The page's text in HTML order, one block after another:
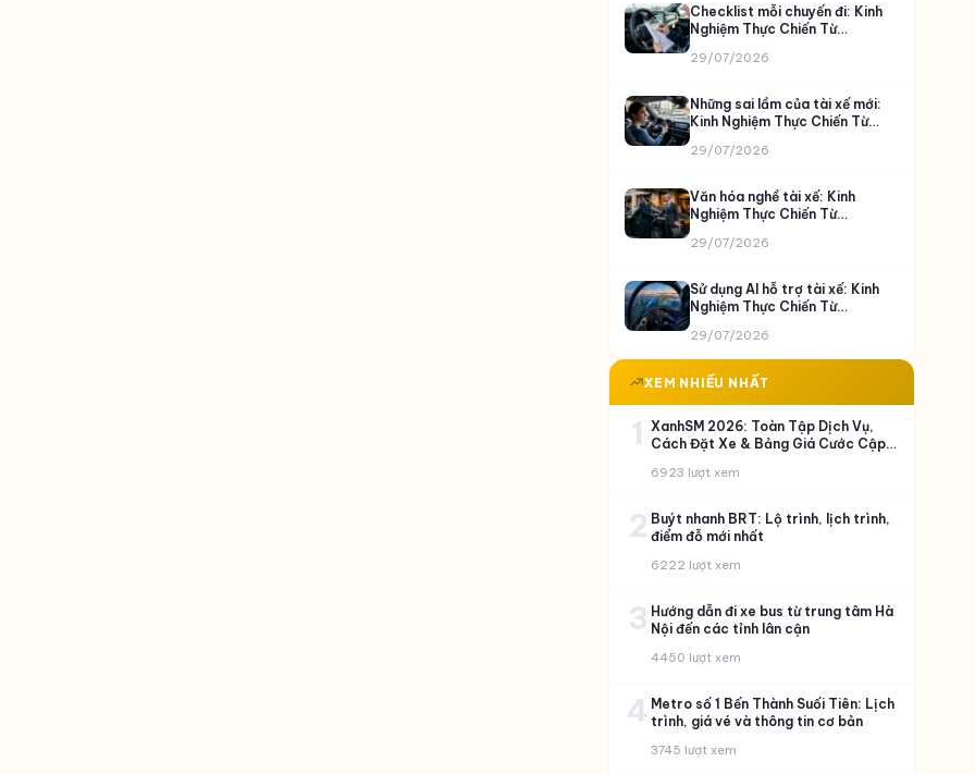
Checklist mỗi chuyến đi: Kinh
Nghiệm Thực Chiến Từ
29/07/2026
Những sai lầm của tài xế mới:
Kinh Nghiệm Thực Chiến Từ
29/07/2026
Văn hóa nghề tài xế: Kinh
Nghiệm Thực Chiến Từ
29/07/2026
Sử dụng AI hỗ trợ tài xế: Kinh
Nghiệm Thực Chiến Từ
29/07/2026
XEM NHIỀU NHẤT
1 XanhSM 2026: Toàn Tập Dịch Vụ,
Cách Đặt Xe & Bảng Giá Cước Cập
6923 lượt xem
2 Buýt nhanh BRT: Lộ trình, lịch trình,
điểm đỗ mới nhất
6222 lượt xem
3 Hướng dẫn đi xe bus từ trung tâm Hà
Nội đến các tỉnh lân cận
4450 lượt xem
4 Metro số 1 Bến Thành Suối Tiên: Lịch
trình, giá vé và thông tin cơ bản
3745 lượt xem